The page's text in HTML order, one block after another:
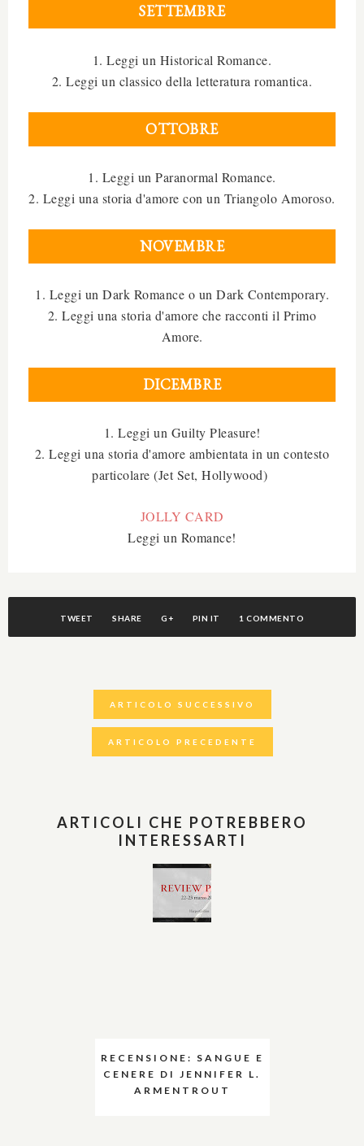
SETTEMBRE
1. Leggi un Historical Romance.
2. Leggi un classico della letteratura romantica.
OTTOBRE
1. Leggi un Paranormal Romance.
2. Leggi una storia d'amore con un Triangolo Amoroso.
NOVEMBRE
1. Leggi un Dark Romance o un Dark Contemporary.
2. Leggi una storia d'amore che racconti il Primo
Amore.
DICEMBRE
1. Leggi un Guilty Pleasure!
2. Leggi una storia d'amore ambientata in un contesto
particolare (Jet Set, Hollywood)
JOLLY CARD
Leggi un Romance!
TWEET SHARE G+ PIN IT 1 COMMENTO
ARTICOLO SUCCESSIVO
ARTICOLO PRECEDENTE
ARTICOLI CHE POTREBBERO
INTERESSARTI
RECENSIONE: SANGUE E
CENERE DI JENNIFER L.
ARMENTROUT